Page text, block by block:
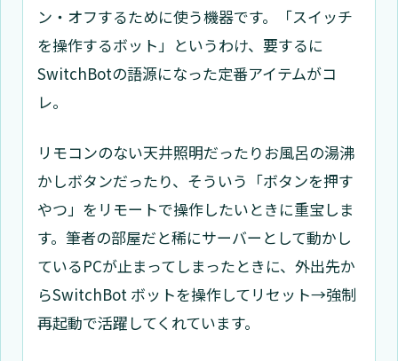
ン・オフするために使う機器です。「スイッチ
を操作するボット」というわけ、要するに
SwitchBotの語源になった定番アイテムがコ
レ。
リモコンのない天井照明だったりお風呂の湯沸
かしボタンだったり、そういう「ボタンを押す
やつ」をリモートで操作したいときに重宝しま
す。筆者の部屋だと稀にサーバーとして動かし
ているPCが止まってしまったときに、外出先か
らSwitchBot ボットを操作してリセット→強制
再起動で活躍してくれています。